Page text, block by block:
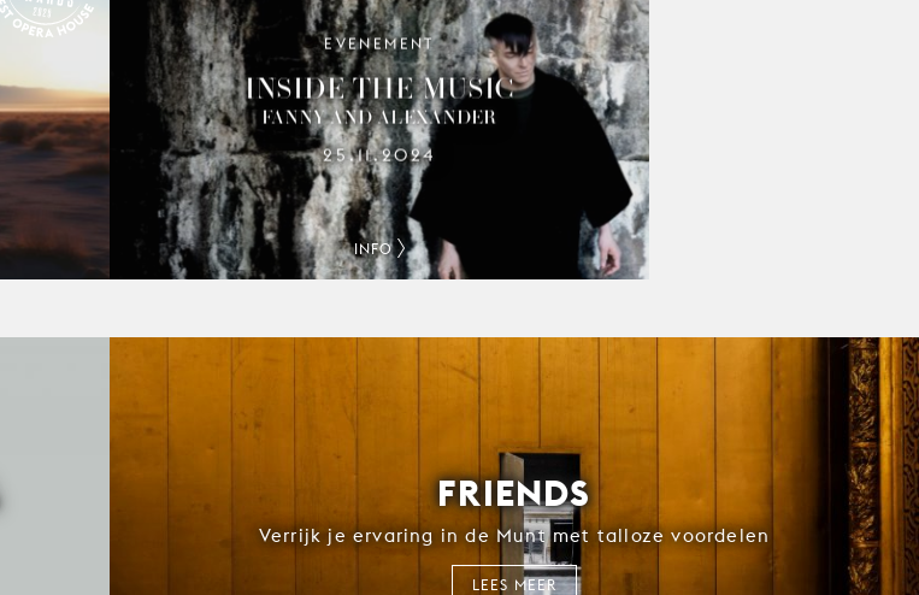
EVENEMENT
INSIDE THE MUSIC
FANNY AND ALEXANDER
25.11.2024
INFO
FRIENDS
Verrijk je ervaring in de Munt met talloze voordelen
LEES MEER